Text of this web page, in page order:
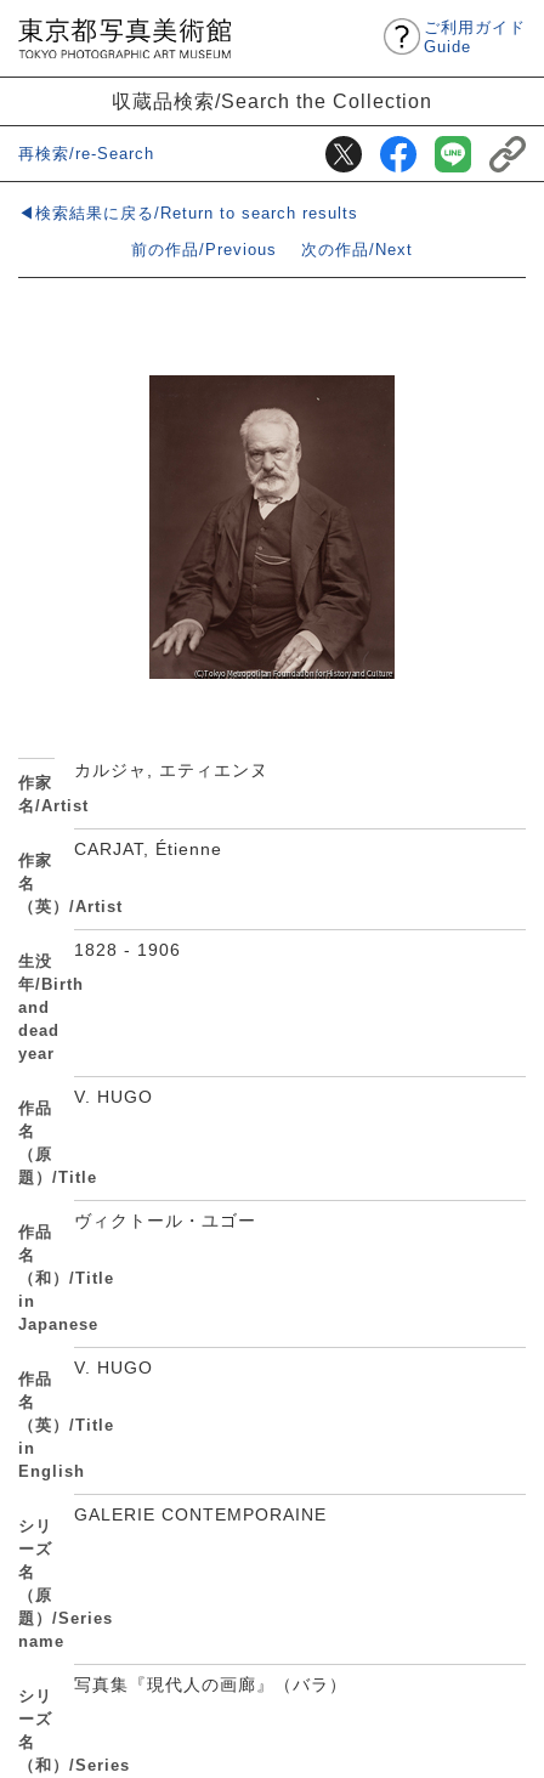
ご利用ガイド
Guide
収蔵品検索/Search the Collection
再検索/re-Search
◀検索結果に戻る/Return to search results
前の作品/Previous
次の作品/Next
作家
名/Artist
カルジャ, エティエンヌ
作家
名
（英）/Artist
CARJAT, Étienne
生没
年/Birth
and
dead
year
1828 - 1906
作品
名
（原
題）/Title
V. HUGO
作品
名
（和）/Title
in
Japanese
ヴィクトール・ユゴー
作品
名
（英）/Title
in
English
V. HUGO
シリ
ーズ
名
（原
題）/Series
name
GALERIE CONTEMPORAINE
シリ
ーズ
名
（和）/Series
写真集『現代人の画廊』（バラ）